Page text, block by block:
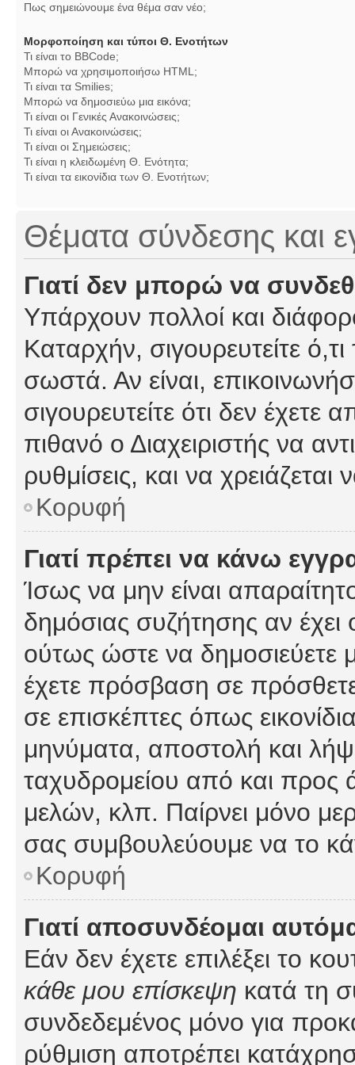
Πως σημειώνουμε ένα θέμα σαν νέο;
Μορφοποίηση και τύποι Θ. Ενοτήτων
Τι είναι το BBCode;
Μπορώ να χρησιμοποιήσω HTML;
Τι είναι τα Smilies;
Μπορώ να δημοσιεύω μια εικόνα;
Τι είναι οι Γενικές Ανακοινώσεις;
Τι είναι οι Ανακοινώσεις;
Τι είναι οι Σημειώσεις;
Τι είναι η κλειδωμένη Θ. Ενότητα;
Τι είναι τα εικονίδια των Θ. Ενοτήτων;
Θέματα σύνδεσης και
Γιατί δεν μπορώ να
Υπάρχουν πολλοί και
Καταρχήν, σιγουρευτείτε
σωστά. Αν είναι,
σιγουρευτείτε ότι δεν έχετε
πιθανό ο Διαχειριστής να
ρυθμίσεις, και να χρειάζεται
Κορυφή
Γιατί πρέπει να κάνω
Ίσως να μην είναι
δημόσιας συζήτησης αν έχει
ούτως ώστε να δημοσιεύετε
έχετε πρόσβαση σε
σε επισκέπτες όπως
μηνύματα, αποστολή και
ταχυδρομείου από και προς
μελών, κλπ. Παίρνει μόνο
σας συμβουλεύουμε να το
Κορυφή
Γιατί αποσυνδέομαι
Εάν δεν έχετε επιλέξει το
κάθε μου επίσκεψη κατά τη
συνδεδεμένος μόνο για
ρύθμιση αποτρέπει